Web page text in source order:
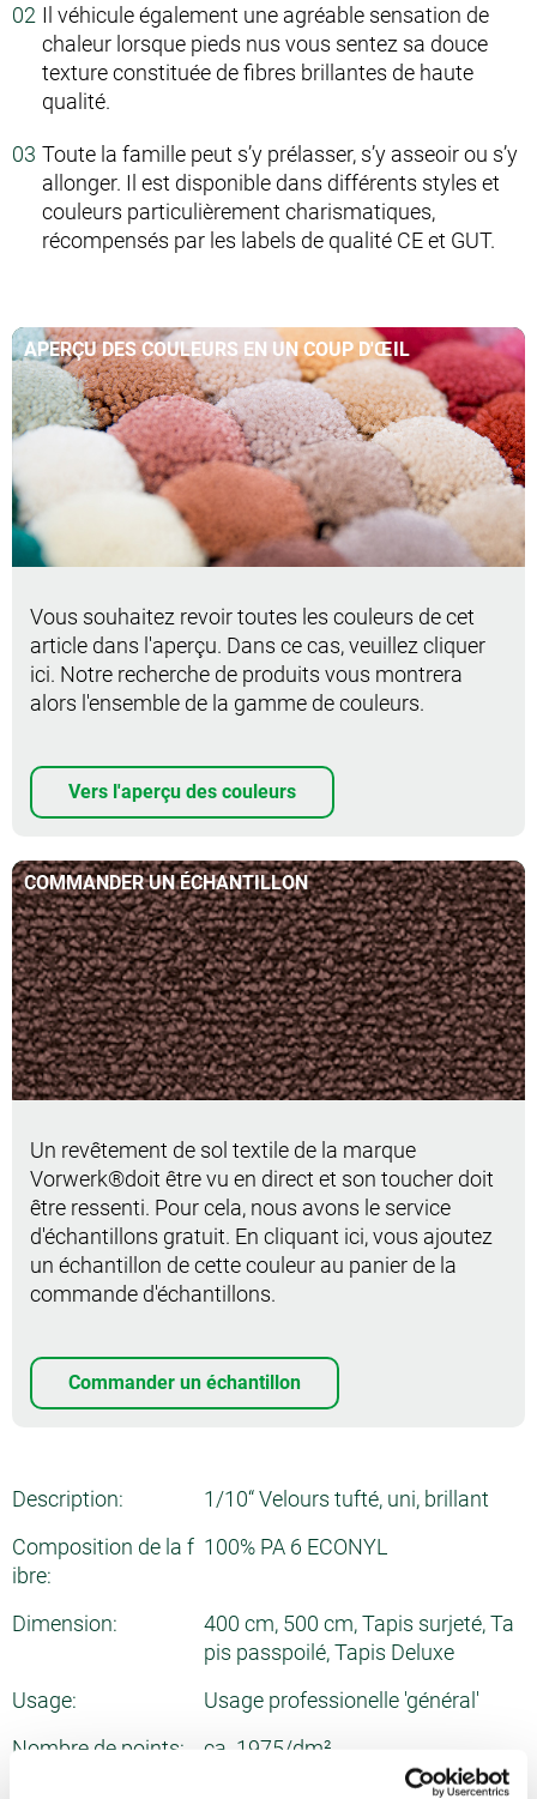
Il véhicule également une agréable sensation de
chaleur lorsque pieds nus vous sentez sa douce
texture constituée de fibres brillantes de haute
qualité.
Toute la famille peut s’y prélasser, s’y asseoir ou s’y
allonger. Il est disponible dans différents styles et
couleurs particulièrement charismatiques,
récompensés par les labels de qualité CE et GUT.
APERÇU DES COULEURS EN UN COUP D'ŒIL
Vous souhaitez revoir toutes les couleurs de cet
article dans l'aperçu. Dans ce cas, veuillez cliquer
ici. Notre recherche de produits vous montrera
alors l'ensemble de la gamme de couleurs.
Vers l'aperçu des couleurs
COMMANDER UN ÉCHANTILLON
Commander un échantillon
Un revêtement de sol textile de la marque
Vorwerk®doit être vu en direct et son toucher doit
être ressenti. Pour cela, nous avons le service
d'échantillons gratuit. En cliquant ici, vous ajoutez
un échantillon de cette couleur au panier de la
commande d'échantillons.
Commander un échantillon
Description:
1/10“ Velours tufté, uni, brillant
Composition de la f
ibre:
100% PA 6 ECONYL
Dimension:
400 cm, 500 cm, Tapis surjeté, Ta
pis passpoilé, Tapis Deluxe
Usage:
Usage professionelle 'général'
Nombre de points:
ca. 1975/dm²